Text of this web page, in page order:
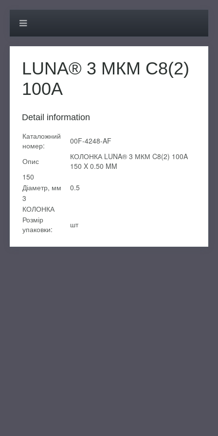
LUNA® 3 МКМ C8(2)
100A
Detail information
Каталожний
номер:
00F-4248-AF
Опис
КОЛОНКА LUNA® 3 МКМ C8(2) 100A
150 X 0.50 MM
150
Діаметр, мм
0.5
3
КОЛОНКА
Розмір
упаковки:
шт